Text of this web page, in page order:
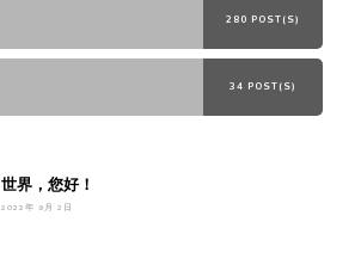
280 POST(S)
34 POST(S)
世界，您好！
2022年 9月 2日